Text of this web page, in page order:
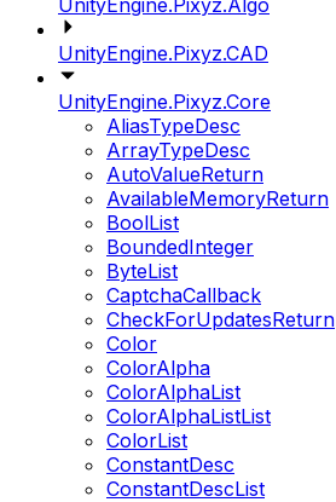
UnityEngine.Pixyz.Algo
UnityEngine.Pixyz.CAD
UnityEngine.Pixyz.Core
AliasTypeDesc
ArrayTypeDesc
AutoValueReturn
AvailableMemoryReturn
BoolList
BoundedInteger
ByteList
CaptchaCallback
CheckForUpdatesReturn
Color
ColorAlpha
ColorAlphaList
ColorAlphaListList
ColorList
ConstantDesc
ConstantDescList